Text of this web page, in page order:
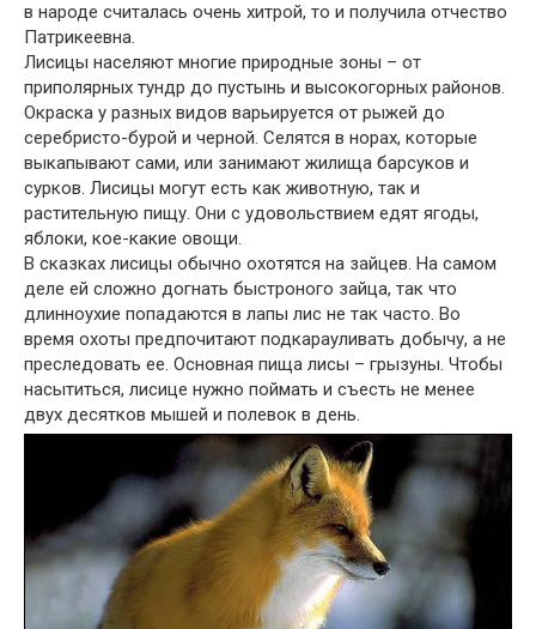
в народе считалась очень хитрой, то и получила отчество
Патрикеевна.
Лисицы населяют многие природные зоны – от
приполярных тундр до пустынь и высокогорных районов.
Окраска у разных видов варьируется от рыжей до
серебристо-бурой и черной. Селятся в норах, которые
выкапывают сами, или занимают жилища барсуков и
сурков. Лисицы могут есть как животную, так и
растительную пищу. Они с удовольствием едят ягоды,
яблоки, кое-какие овощи.
В сказках лисицы обычно охотятся на зайцев. На самом
деле ей сложно догнать быстроного зайца, так что
длинноухие попадаются в лапы лис не так часто. Во
время охоты предпочитают подкарауливать добычу, а не
преследовать ее. Основная пища лисы – грызуны. Чтобы
насытиться, лисице нужно поймать и съесть не менее
двух десятков мышей и полевок в день.